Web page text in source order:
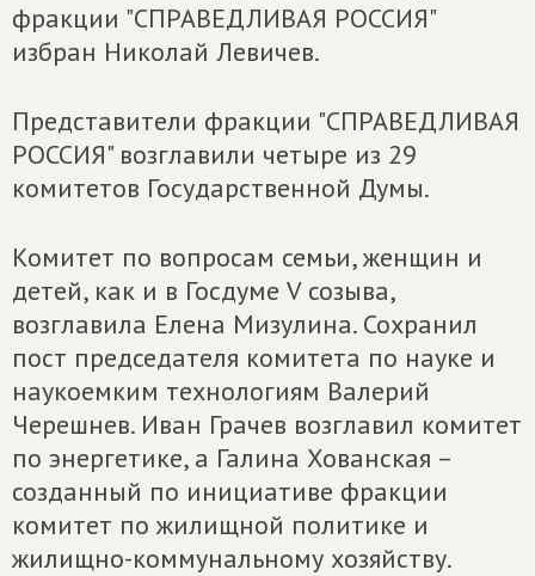
фракции "СПРАВЕДЛИВАЯ РОССИЯ"
избран Николай Левичев.
Представители фракции "СПРАВЕДЛИВАЯ
РОССИЯ" возглавили четыре из 29
комитетов Государственной Думы.
Комитет по вопросам семьи, женщин и
детей, как и в Госдуме V созыва,
возглавила Елена Мизулина. Сохранил
пост председателя комитета по науке и
наукоемким технологиям Валерий
Черешнев. Иван Грачев возглавил комитет
по энергетике, а Галина Хованская –
созданный по инициативе фракции
комитет по жилищной политике и
жилищно-коммунальному хозяйству.